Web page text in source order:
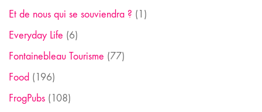
Et de nous qui se souviendra ? (1)
Everyday Life (6)
Fontainebleau Tourisme (77)
Food (196)
FrogPubs (108)